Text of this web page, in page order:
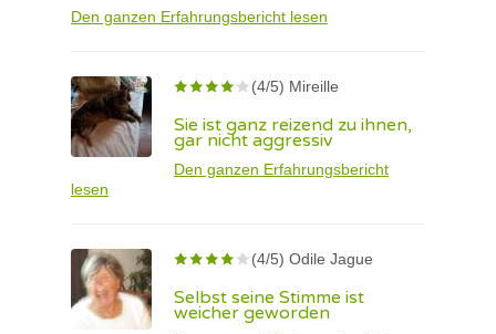
Den ganzen Erfahrungsbericht lesen
(4/5) Mireille
Sie ist ganz reizend zu ihnen,
gar nicht aggressiv
Den ganzen Erfahrungsbericht
lesen
(4/5) Odile Jague
Selbst seine Stimme ist
weicher geworden